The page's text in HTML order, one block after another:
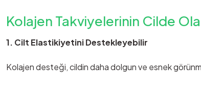
Kolajen Takviyelerinin Cilde
1. Cilt Elastikiyetini Destekleyebilir
Kolajen desteği, cildin daha dolgun ve esnek